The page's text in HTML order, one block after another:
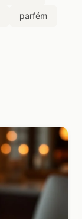
parfém